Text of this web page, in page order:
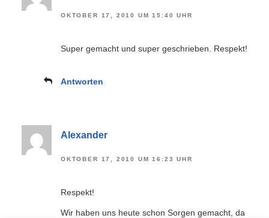
OKTOBER 17, 2010 UM 15:40 UHR
Super gemacht und super geschrieben. Respekt!
Antworten
Alexander
OKTOBER 17, 2010 UM 16:23 UHR
Respekt!
Wir haben uns heute schon Sorgen gemacht, da